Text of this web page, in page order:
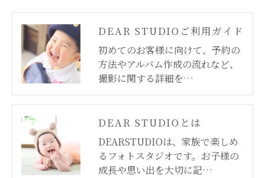
DEAR STUDIOご利用ガイド
初めてのお客様に向けて、予約の
方法やアルバム作成の流れなど、
撮影に関する詳細を…
DEAR STUDIOとは
DEARSTUDIOは、家族で楽しめ
るフォトスタジオです。お子様の
成長や思い出を大切に記…